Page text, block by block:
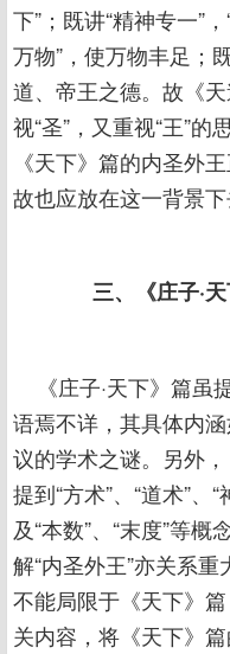
下”；既讲“精神专一”
万物”，使万物丰足；
道、帝王之德。故《
视“圣”，又重视“王”的
《天下》篇的内圣外
故也应放在这一背景下
三、《庄子·
《庄子·天下》篇虽
语焉不详，其具体内
议的学术之谜。另外，
提到“方术”、“道术”、
及“本数”、“末度”等
解“内圣外王”亦关系
不能局限于《天下》
关内容，将《天下》